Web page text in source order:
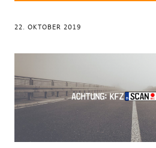
22. OKTOBER 2019